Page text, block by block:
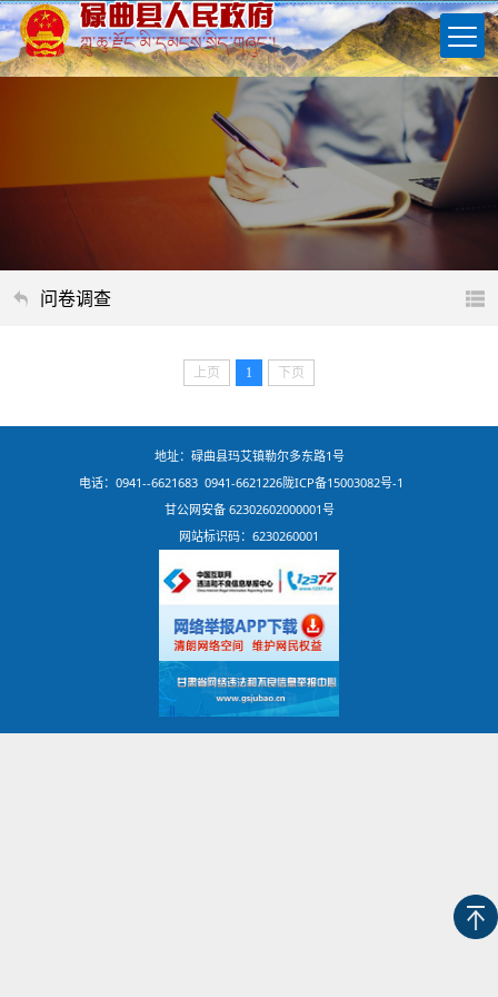
问卷调查
上页 1 下页
地址：碌曲县玛艾镇勒尔多东路1号
电话：0941--6621683 0941-6621226陇ICP备15003082号-1
甘公网安备 62302602000001号
网站标识码：6230260001